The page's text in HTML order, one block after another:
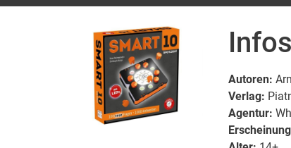
Autoren:
Verlag:
Agentur: